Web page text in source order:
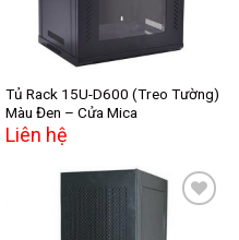
Tủ Rack 15U-D600 (Treo Tường)
Màu Đen – Cửa Mica
Liên hệ